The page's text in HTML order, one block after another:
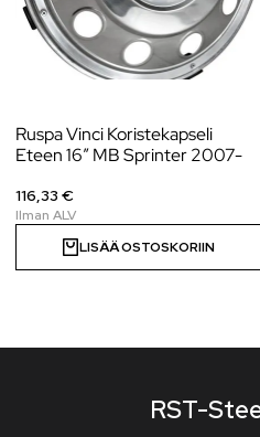
Ruspa Vinci Koristekapseli
Eteen 16″ MB Sprinter 2007-
116,33 €
LISÄÄ OSTOSKORIIN
RST-